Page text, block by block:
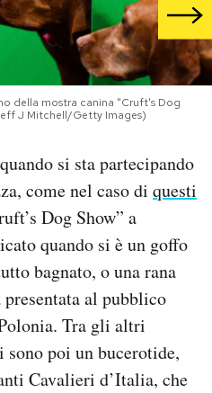
della mostra canina "Cruft's Dog
J Mitchell/Getty Images)
si sta partecipando
come nel caso di questi
Dog Show” a
quando si è un goffo
bagnato, o una rana
presentata al pubblico
Tra gli altri
poi un bucerotide,
Cavalieri d’Italia, che